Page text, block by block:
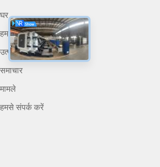
घर
हमारे बारे में
उत्पादों
समाचार
मामले
हमसे संपर्क करें